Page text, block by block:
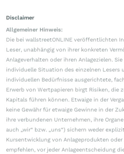
Disclaimer
Allgemeiner Hinweis:
Die bei wallstreetONLINE veröffentlichten
Leser, unabhängig von ihrer konkreten
Anlageverhalten oder ihren Anlagezielen.
individuelle Situation des einzelnen Lesers
individuellen Bedürfnisse ausgerichtete,
Erwerb von Wertpapieren birgt Risiken, die
Kapitals führen können. Etwaige in der
keine Gewähr für etwaige Gewinne in der
ihre verbundenen Unternehmen, ihre
auch „wir“ bzw. „uns“) sichern weder
Kursentwicklung von Anlageprodukten
empfehlen, vor jeder Anlageentscheidung